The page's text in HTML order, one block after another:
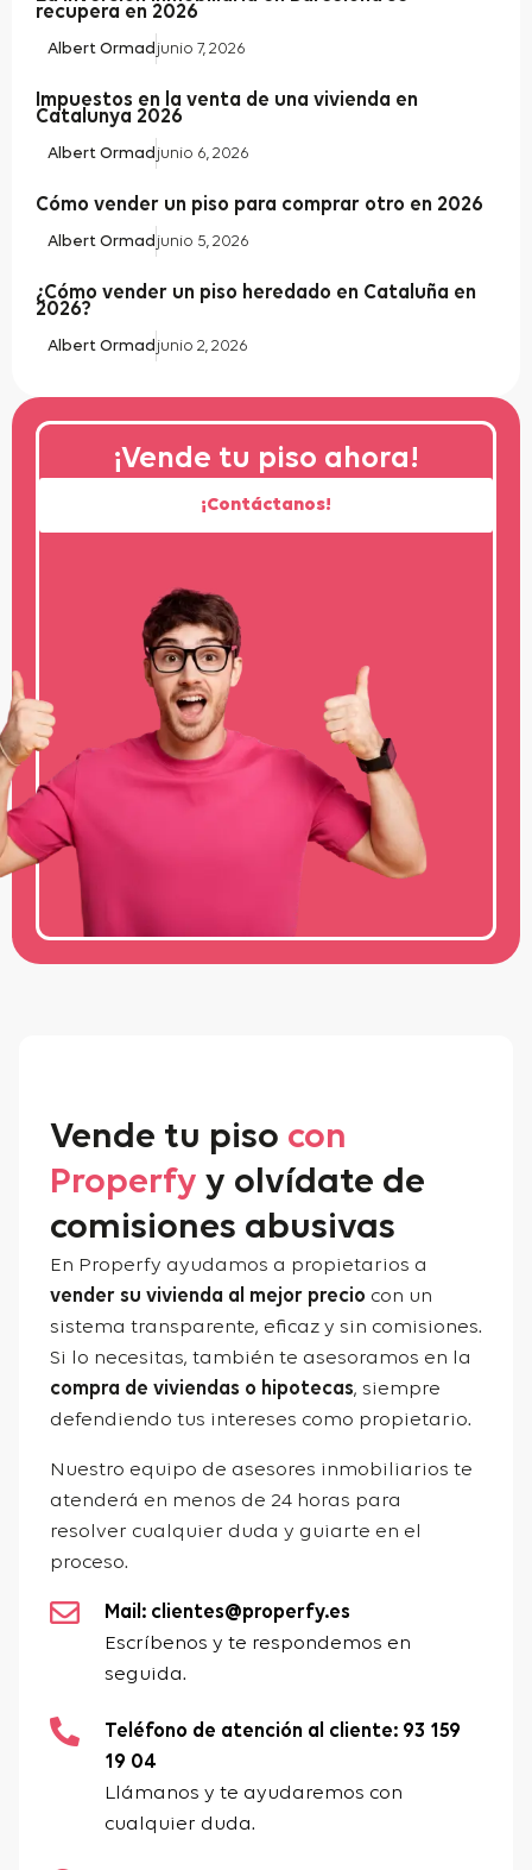
recupera en 2026
Albert Ormad junio 7, 2026
Impuestos en la venta de una vivienda en
Catalunya 2026
Albert Ormad junio 6, 2026
Cómo vender un piso para comprar otro en 2026
Albert Ormad junio 5, 2026
¿Cómo vender un piso heredado en Cataluña en
2026?
Albert Ormad junio 2, 2026
¡Vende tu piso ahora!
¡Contáctanos!
Vende tu piso con
Properfy y olvídate de
comisiones abusivas
En Properfy ayudamos a propietarios a
vender su vivienda al mejor precio con un
sistema transparente, eficaz y sin comisiones.
Si lo necesitas, también te asesoramos en la
compra de viviendas o hipotecas, siempre
defendiendo tus intereses como propietario.
Nuestro equipo de asesores inmobiliarios te
atenderá en menos de 24 horas para
resolver cualquier duda y guiarte en el
proceso.
Mail: clientes@properfy.es
Escríbenos y te respondemos en
seguida.
Teléfono de atención al cliente: 93 159
19 04
Llámanos y te ayudaremos con
cualquier duda.